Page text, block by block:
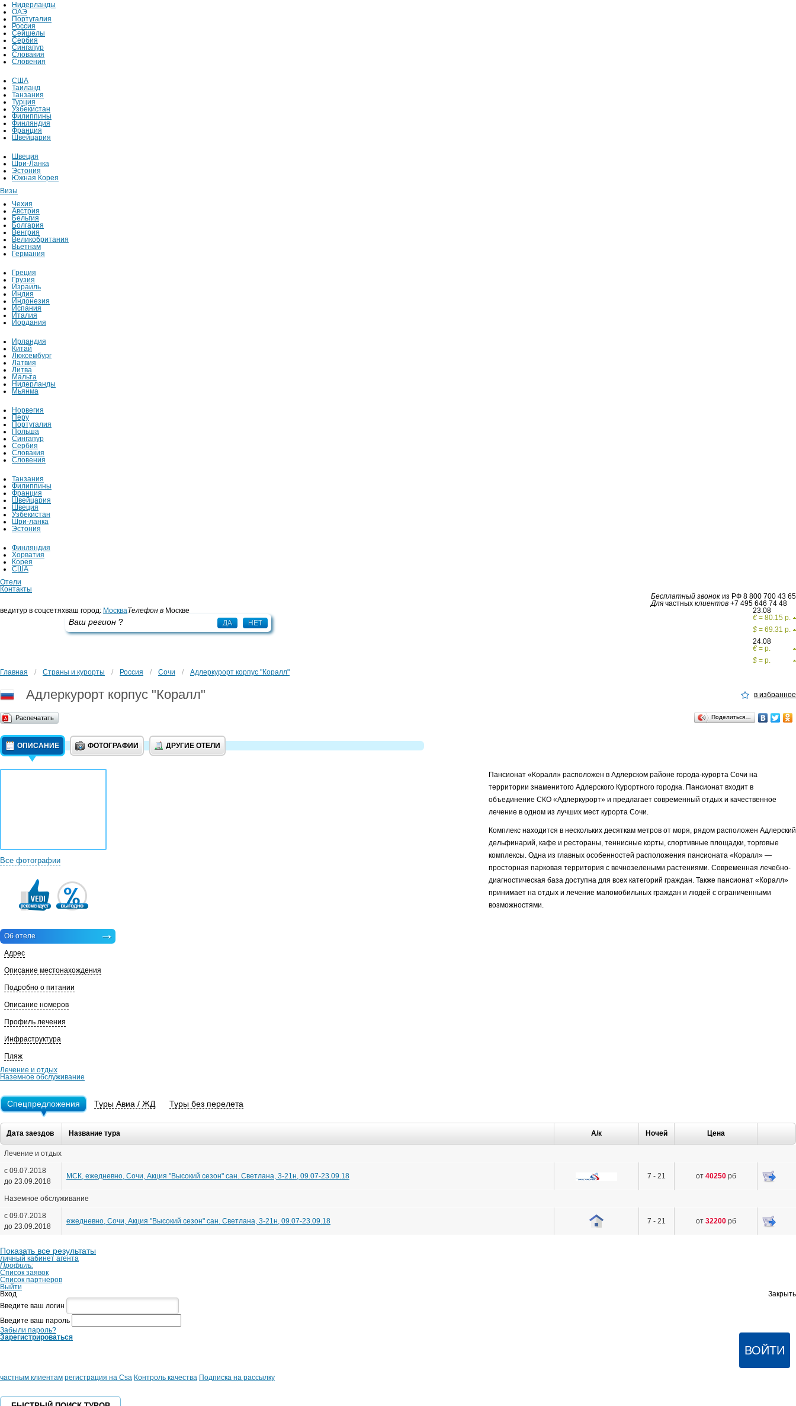
Нидерланды
ОАЭ
Португалия
Россия
Сейшелы
Сербия
Сингапур
Словакия
Словения
США
Таиланд
Танзания
Турция
Узбекистан
Филиппины
Финляндия
Франция
Швейцария
Швеция
Шри-Ланка
Эстония
Южная Корея
Визы
Чехия
Австрия
Бельгия
Болгария
Венгрия
Великобритания
Вьетнам
Германия
Греция
Грузия
Израиль
Индия
Индонезия
Испания
Италия
Иордания
Ирландия
Китай
Люксембург
Латвия
Литва
Мальта
Нидерланды
Мьянма
Норвегия
Перу
Португалия
Польша
Сингапур
Сербия
Словакия
Словения
Танзания
Филиппины
Франция
Швейцария
Швеция
Узбекистан
Шри-ланка
Эстония
Финляндия
Хорватия
Корея
США
Отели
Контакты
Бесплатный звонок из РФ 8 800 700 43 65
Для частных клиентов +7 495 646 74 48
ведитур в соцсетяхваш город: Москва
Ваш регион ? ДА НЕТ
Телефон в Москве
23.08
€ = 80.15 р.
$ = 69.31 р.
24.08
€ = р.
$ = р.
Главная
/ Страны и курорты / Россия / Сочи / Адлеркурорт корпус "Коралл"
Адлеркурорт корпус "Коралл" в избранное
Распечатать Поделиться…
ОПИСАНИЕ ФОТОГРАФИИ ДРУГИЕ ОТЕЛИ
Все фотографии
Об отеле
Адрес
Описание местонахождения
Подробно о питании
Описание номеров
Профиль лечения
Инфраструктура
Пляж
Пансионат «Коралл» расположен в Адлерском районе города-курорта Сочи на
территории знаменитого Адлерского Курортного городка. Пансионат входит в
объединение СКО «Адлеркурорт» и предлагает современный отдых и качественное
лечение в одном из лучших мест курорта Сочи.
Комплекс находится в нескольких десяткам метров от моря, рядом расположен Адлерский
дельфинарий, кафе и рестораны, теннисные корты, спортивные площадки, торговые
комплексы. Одна из главных особенностей расположения пансионата «Коралл» —
просторная парковая территория с вечнозелеными растениями. Современная лечебно-
диагностическая база доступна для всех категорий граждан. Также пансионат «Коралл»
принимает на отдых и лечение маломобильных граждан и людей с ограниченными
возможностями.
Лечение и отдых
Наземное обслуживание
Спецпредложения Туры Авиа / ЖД Туры без перелета
Дата заездов Название тура А/к Ночей Цена
Лечение и отдых
с 09.07.2018
до 23.09.2018
МСК, ежедневно, Сочи, Акция "Высокий сезон" сан. Светлана, 3-21н, 09.07-23.09.18 7 - 21 от 40250рб
Наземное обслуживание
с 09.07.2018
до 23.09.2018
ежедневно, Сочи, Акция "Высокий сезон" сан. Светлана, 3-21н, 09.07-23.09.18 7 - 21 от 32200рб
Показать все результаты
личный кабинет агента
Профиль:
Список заявок
Список партнеров
Выйти
Вход
Закрыть
Введите ваш логин
Введите ваш пароль
Забыли пароль?
Зарегистрироваться
частным клиентам регистрация на Csa Контроль качества Подписка на рассылку